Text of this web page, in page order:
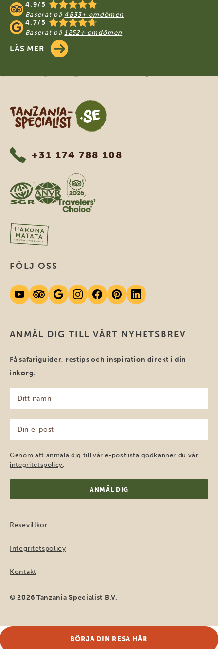
4.9/5
Baserat på 4833+ omdömen
4.7/5
Baserat på1252+ omdömen
LÄS MER
Tanzania Specialist
+31 174 788 108
ANMÄL DIG TILL VÅRT NYHETSBREV
Få safariguider, restips och inspiration direkt i din
inkorg.
namn
(Obligatoriskt)
post
(Obligatoriskt)
Genom att anmäla dig till vår e-postlista godkänner du vår
integritetspolicy
FÖLJ OSS
Resevillkor
Integritetspolicy
Kontakt
© 2026 Tanzania Specialist B.V.
BÖRJA DIN RESA HÄR